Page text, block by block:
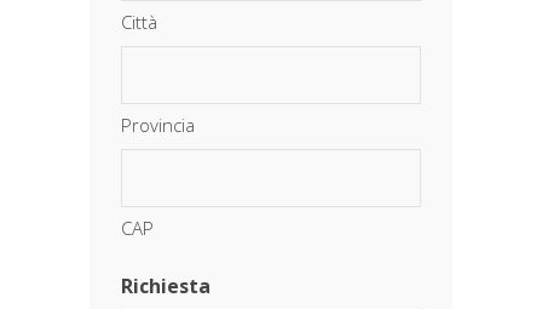
Città
Provincia
CAP
Richiesta